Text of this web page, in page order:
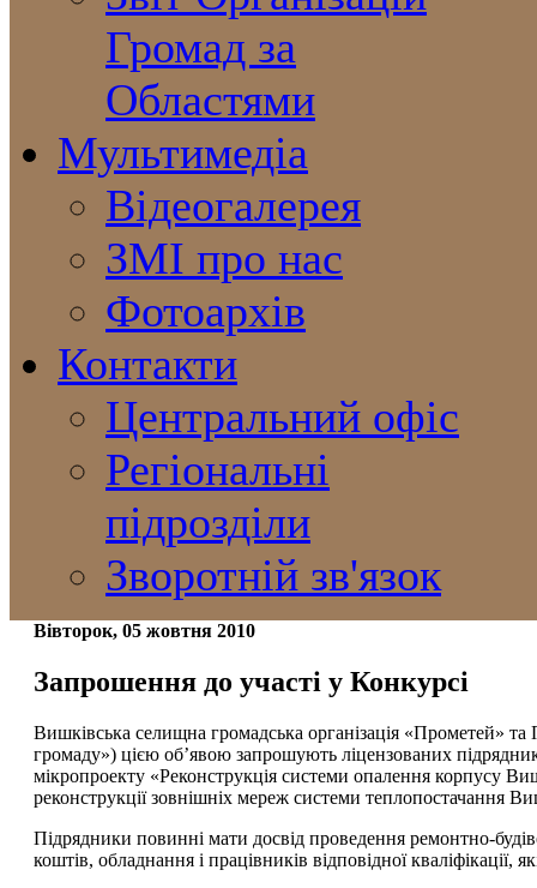
Громад за
Областями
Мультимедіа
Відеогалерея
ЗМІ про нас
Фотоархів
Контакти
Центральний офіс
Регіональні
підрозділи
Зворотній зв'язок
Вівторок, 05 жовтня 2010
Запрошення до участі у Конкурсі
Вишківська селищна громадська організація «Прометей»
громаду») цією об’явою запрошують ліцензованих
мікропроекту «Реконструкція системи опалення корпусу
реконструкції зовнішніх мереж системи теплопостачання
Підрядники повинні мати досвід проведення ремонтно-
коштів, обладнання і працівників відповідної кваліфікації,